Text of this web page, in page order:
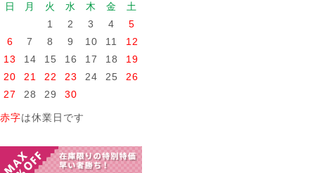
日 月 火 水 木 金
土
1
2 3 4
5
6
7 8 9 10 11
12
13
14 15 16 17 18
19
20
21 22 23 24 25
26
27
28 29 30
赤字は休業日です